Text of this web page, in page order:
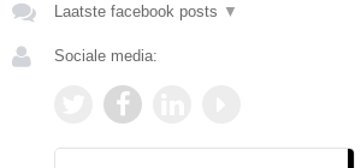
Laatste facebook posts ▼
Sociale media: